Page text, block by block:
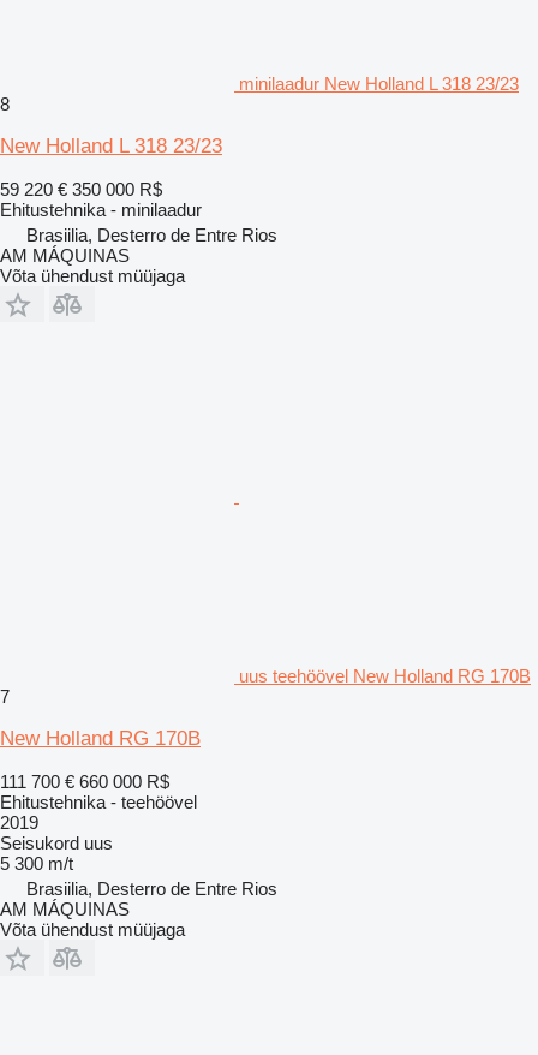
minilaadur New Holland L 318 23/23
8
New Holland L 318 23/23
59 220 € 350 000 R$
Ehitustehnika - minilaadur
Brasiilia, Desterro de Entre Rios
AM MÁQUINAS
Võta ühendust müüjaga
uus teehöövel New Holland RG 170B
7
New Holland RG 170B
111 700 € 660 000 R$
Ehitustehnika - teehöövel
2019
Seisukord uus
5 300 m/t
Brasiilia, Desterro de Entre Rios
AM MÁQUINAS
Võta ühendust müüjaga